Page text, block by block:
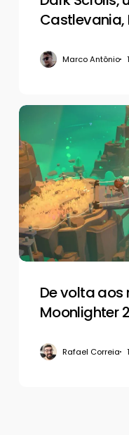
Castlevania,
Marco Antônio
De
volta
aos
negócios
em
Moonlighter
2:
The
Endless
De volta aos
Moonlighter
Rafael Correia